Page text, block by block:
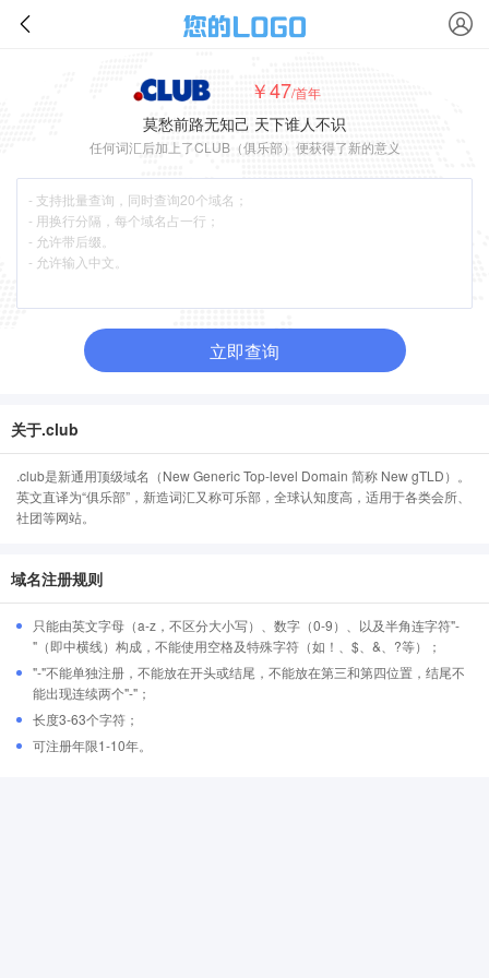
￥47/首年
莫愁前路无知己 天下谁人不识
任何词汇后加上了CLUB（俱乐部）便获得了新的意义
立即查询
关于.club
.club是新通用顶级域名（New Generic Top-level Domain 简称 New gTLD）。
英文直译为“俱乐部”，新造词汇又称可乐部，全球认知度高，适用于各类会所、
社团等网站。
域名注册规则
只能由英文字母（a-z，不区分大小写）、数字（0-9）、以及半角连字符"-
"（即中横线）构成，不能使用空格及特殊字符（如！、$、&、?等）；
"-"不能单独注册，不能放在开头或结尾，不能放在第三和第四位置，结尾不
能出现连续两个"-"；
长度3-63个字符；
可注册年限1-10年。